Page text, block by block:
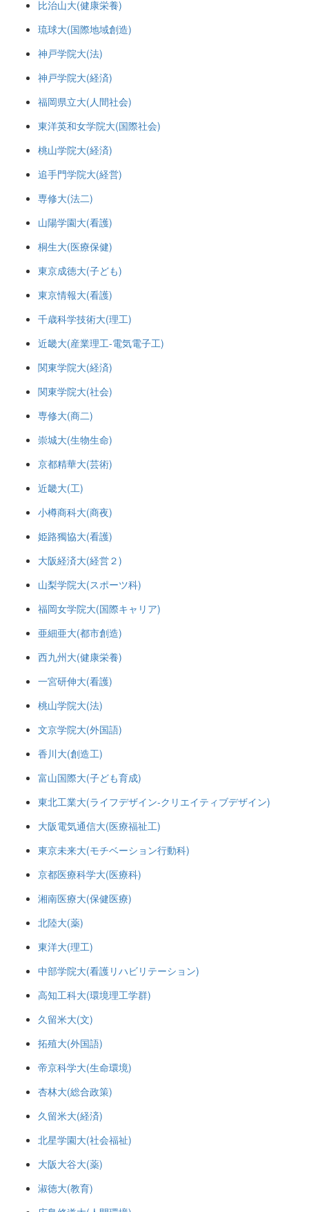
比治山大(健康栄養)
琉球大(国際地域創造)
神戸学院大(法)
神戸学院大(経済)
福岡県立大(人間社会)
東洋英和女学院大(国際社会)
桃山学院大(経済)
追手門学院大(経営)
専修大(法二)
山陽学園大(看護)
桐生大(医療保健)
東京成徳大(子ども)
東京情報大(看護)
千歳科学技術大(理工)
近畿大(産業理工-電気電子工)
関東学院大(経済)
関東学院大(社会)
専修大(商二)
崇城大(生物生命)
京都精華大(芸術)
近畿大(工)
小樽商科大(商夜)
姫路獨協大(看護)
大阪経済大(経営２)
山梨学院大(スポーツ科)
福岡女学院大(国際キャリア)
亜細亜大(都市創造)
西九州大(健康栄養)
一宮研伸大(看護)
桃山学院大(法)
文京学院大(外国語)
香川大(創造工)
富山国際大(子ども育成)
東北工業大(ライフデザイン-クリエイティブデザイン)
大阪電気通信大(医療福祉工)
東京未来大(モチベーション行動科)
京都医療科学大(医療科)
湘南医療大(保健医療)
北陸大(薬)
東洋大(理工)
中部学院大(看護リハビリテーション)
高知工科大(環境理工学群)
久留米大(文)
拓殖大(外国語)
帝京科学大(生命環境)
杏林大(総合政策)
久留米大(経済)
北星学園大(社会福祉)
大阪大谷大(薬)
淑徳大(教育)